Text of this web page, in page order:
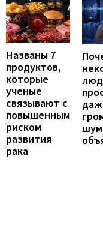
Названы 7
продуктов,
которые
ученые
связывают с
повышенным
риском
развития
рака